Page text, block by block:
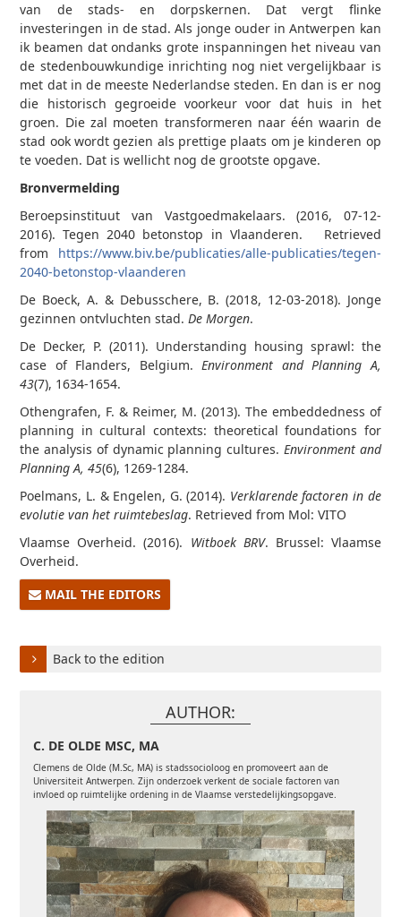
van de stads- en dorpskernen. Dat vergt flinke
investeringen in de stad. Als jonge ouder in Antwerpen kan
ik beamen dat ondanks grote inspanningen het niveau van
de stedenbouwkundige inrichting nog niet vergelijkbaar is
met dat in de meeste Nederlandse steden. En dan is er nog
die historisch gegroeide voorkeur voor dat huis in het
groen. Die zal moeten transformeren naar één waarin de
stad ook wordt gezien als prettige plaats om je kinderen op
te voeden. Dat is wellicht nog de grootste opgave.
Bronvermelding
Beroepsinstituut van Vastgoedmakelaars. (2016, 07-12-
2016). Tegen 2040 betonstop in Vlaanderen. Retrieved
from https://www.biv.be/publicaties/alle-publicaties/tegen-
2040-betonstop-vlaanderen
De Boeck, A. & Debusschere, B. (2018, 12-03-2018). Jonge
gezinnen ontvluchten stad. De Morgen.
De Decker, P. (2011). Understanding housing sprawl: the
case of Flanders, Belgium.Environment and Planning A,
43(7), 1634-1654.
Othengrafen, F. & Reimer, M. (2013). The embeddedness of
planning in cultural contexts: theoretical foundations for
the analysis of dynamic planning cultures. Environment and
Planning A, 45(6), 1269-1284.
Poelmans, L. & Engelen, G. (2014). Verklarende factoren in de
evolutie van het ruimtebeslag. Retrieved from Mol: VITO
Vlaamse Overheid. (2016). Witboek BRV. Brussel: Vlaamse
Overheid.
MAIL THE EDITORS
Back to the edition
AUTHOR:
C. DE OLDE MSC, MA
Clemens de Olde (M.Sc, MA) is stadssocioloog en promoveert aan de
Universiteit Antwerpen. Zijn onderzoek verkent de sociale factoren van
invloed op ruimtelijke ordening in de Vlaamse verstedelijkingsopgave.